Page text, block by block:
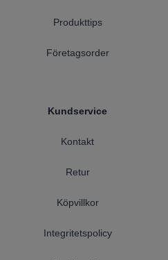
Produkttips
Företagsorder
Kundservice
Kontakt
Retur
Köpvillkor
Integritetspolicy